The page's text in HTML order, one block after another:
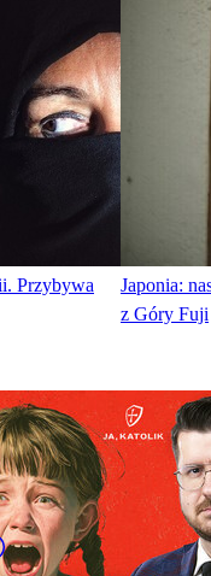
Przybywa
Japonia:
z Góry Fuji